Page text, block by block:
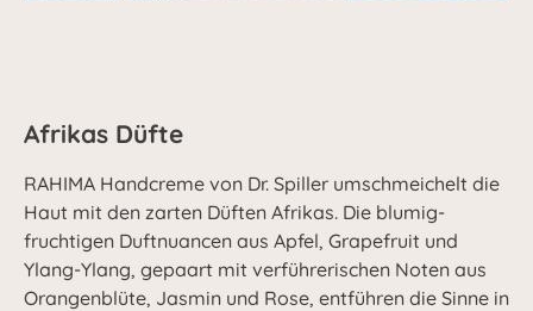
Afrikas Düfte
RAHIMA Handcreme von Dr. Spiller umschmeichelt die
Haut mit den zarten Düften Afrikas. Die blumig-
fruchtigen Duftnuancen aus Apfel, Grapefruit und
Ylang-Ylang, gepaart mit verführerischen Noten aus
Orangenblüte, Jasmin und Rose, entführen die Sinne in